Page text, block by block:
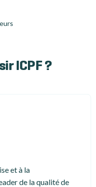
ICPF ?
et à la
de la qualité de